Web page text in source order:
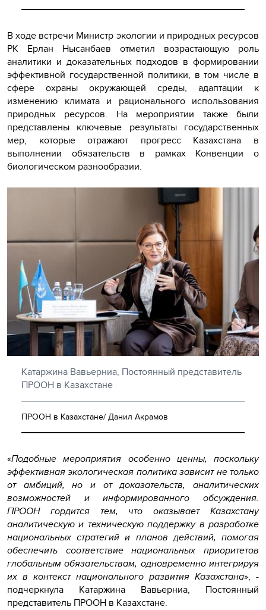
В ходе встречи Министр экологии и природных ресурсов
РК Ерлан Нысанбаев отметил возрастающую роль
аналитики и доказательных подходов в формировании
эффективной государственной политики, в том числе в
сфере охраны окружающей среды, адаптации к
изменению климата и рационального использования
природных ресурсов. На мероприятии также были
представлены ключевые результаты государственных
мер, которые отражают прогресс Казахстана в
выполнении обязательств в рамках Конвенции о
биологическом разнообразии.
Катаржина Вавьерниа, Постоянный представитель
ПРООН в Казахстане
ПРООН в Казахстане/ Данил Акрамов
«Подобные мероприятия особенно ценны, поскольку
эффективная экологическая политика зависит не только
от амбиций, но и от доказательств, аналитических
возможностей и информированного обсуждения.
ПРООН гордится тем, что оказывает Казахстану
аналитическую и техническую поддержку в разработке
национальных стратегий и планов действий, помогая
обеспечить соответствие национальных приоритетов
глобальным обязательствам, одновременно интегрируя
их в контекст национального развития Казахстана», -
подчеркнула Катаржина Вавьерниа, Постоянный
представитель ПРООН в Казахстане.